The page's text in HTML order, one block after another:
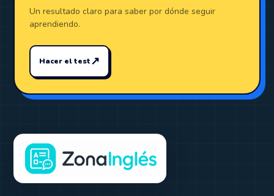
Un resultado claro para saber por dónde seguir
aprendiendo.
Hacer el test↗